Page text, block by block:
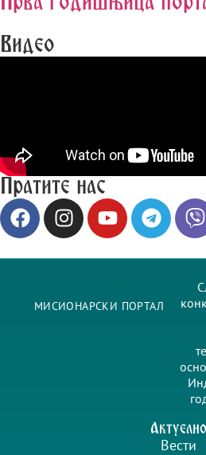
Видео
Пратите нас
МИСИОНАРСКИ ПОРТАЛ
Актуелно
Вести